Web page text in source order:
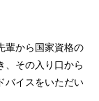
輩から国家資格の
、その入り口から
バイスをいただい